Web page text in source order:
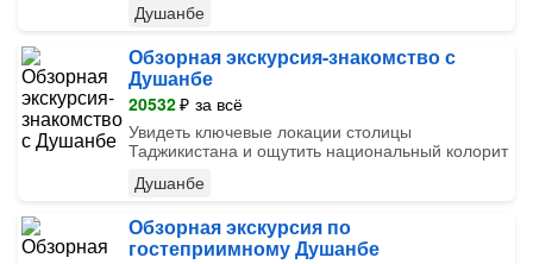
Душанбе
Обзорная экскурсия-знакомство с
Душанбе
20532₽ за всё
Увидеть ключевые локации столицы
Таджикистана и ощутить национальный колорит
Душанбе
Обзорная экскурсия по
гостеприимному Душанбе